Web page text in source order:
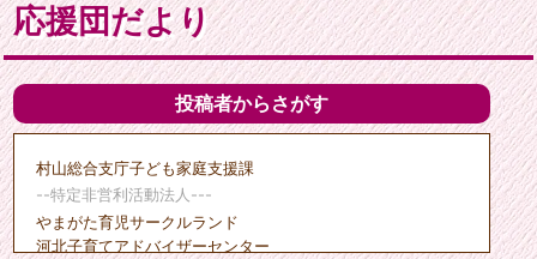
応援団だより
投稿者からさがす
村山総合支庁子ども家庭支援課
--特定非営利活動法人---
やまがた育児サークルランド
河北子育てアドバイザーセンター